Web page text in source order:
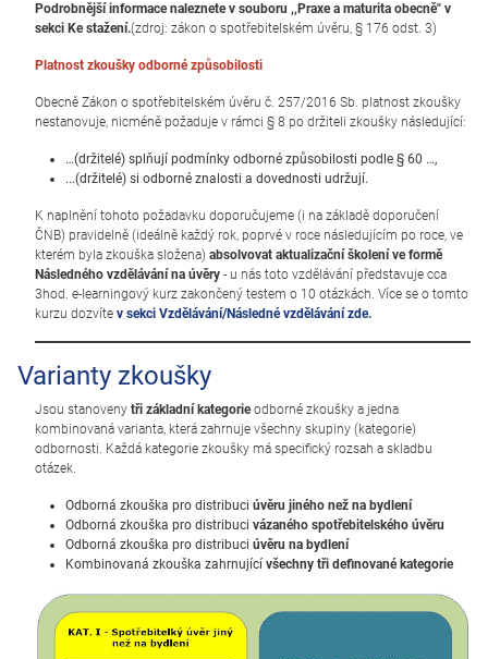
Podrobnější informace naleznete v souboru ,,Praxe a maturita obecně" v
sekci Ke stažení.(zdroj: zákon o spotřebitelském úvěru, § 176 odst. 3)
Platnost zkoušky odborné způsobilosti
Obecně Zákon o spotřebitelském úvěru č. 257/2016 Sb. platnost zkoušky
nestanovuje, nicméně požaduje v rámci § 8 po držiteli zkoušky následující:
…(držitelé) splňují podmínky odborné způsobilosti podle § 60 …,
...(držitelé) si odborné znalosti a dovednosti udržují.
K naplnění tohoto požadavku doporučujeme (i na základě doporučení
ČNB) pravidelně (ideálně každý rok, poprvé v roce následujícím po roce, ve
kterém byla zkouška složena) absolvovat aktualizační školení ve formě
Následného vzdělávání na úvěry - u nás toto vzdělávání představuje cca
3hod. e-learningový kurz zakončený testem o 10 otázkách. Více se o tomto
kurzu dozvíte v sekci Vzdělávání/Následné vzdělávání zde.
Varianty zkoušky
Jsou stanoveny tři základní kategorieodborné zkoušky a jedna
kombinovaná varianta, která zahrnuje všechny skupiny (kategorie)
odbornosti. Každá kategorie zkoušky má specifický rozsah a skladbu
otázek.
Odborná zkouška pro distribuci úvěru jiného než na bydlení
Odborná zkouška pro distribuci vázaného spotřebitelského úvěru
Odborná zkouška pro distribuci úvěru na bydlení
Kombinovaná zkouška zahrnující všechny tři definované kategorie